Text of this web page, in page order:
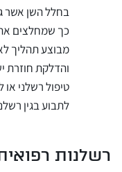
בחלל השן אשר
כך שמחלצים
מבוצע תהליך
והדלקת חוזרת
טיפול רשלני או
לתבוע בגין
רשלנות